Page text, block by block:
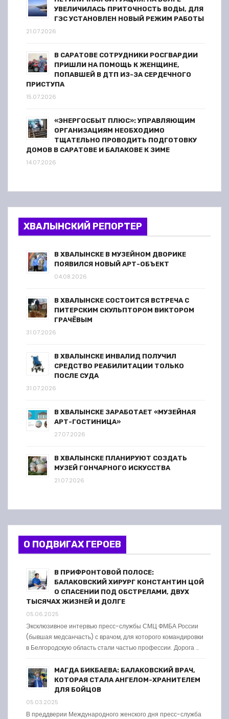
УВЕЛИЧИЛАСЬ ПРИТОЧНОСТЬ ВОДЫ, ДЛЯ
ГЭС УСТАНОВЛЕН НОВЫЙ РЕЖИМ РАБОТЫ
21.07.2026
В САРАТОВЕ СОТРУДНИКИ РОСГВАРДИИ
ПРИШЛИ НА ПОМОЩЬ К ЖЕНЩИНЕ,
ПОПАВШЕЙ В ДТП ИЗ-ЗА СЕРДЕЧНОГО
ПРИСТУПА
15.07.2026
«ЭНЕРГОСБЫТ ПЛЮС»: УПРАВЛЯЮЩИМ
ОРГАНИЗАЦИЯМ НЕОБХОДИМО
ТЩАТЕЛЬНО ПРОВОДИТЬ ПОДГОТОВКУ
ДОМОВ В САРАТОВЕ И БАЛАКОВЕ К ЗИМЕ
14.07.2026
ХВАЛЫНСКИЙ РЕПОРТЕР
В ХВАЛЫНСКЕ В МУЗЕЙНОМ ДВОРИКЕ
ПОЯВИЛСЯ НОВЫЙ АРТ-ОБЪЕКТ
04.08.2026
В ХВАЛЫНСКЕ СОСТОИТСЯ ВСТРЕЧА С
ПИТЕРСКИМ СКУЛЬПТОРОМ ВИКТОРОМ
ГРАЧЁВЫМ
31.07.2026
В ХВАЛЫНСКЕ ИНВАЛИД ПОЛУЧИЛ
СРЕДСТВО РЕАБИЛИТАЦИИ ТОЛЬКО
ПОСЛЕ СУДА
31.07.2026
В ХВАЛЫНСКЕ ЗАРАБОТАЕТ «МУЗЕЙНАЯ
АРТ-ГОСТИНИЦА»
27.07.2026
В ХВАЛЫНСКЕ ПЛАНИРУЮТ СОЗДАТЬ
МУЗЕЙ ГОНЧАРНОГО ИСКУССТВА
21.07.2026
О ПОДВИГАХ ГЕРОЕВ
В ПРИФРОНТОВОЙ ПОЛОСЕ:
БАЛАКОВСКИЙ ХИРУРГ КОНСТАНТИН ЦОЙ
О СПАСЕНИИ ПОД ОБСТРЕЛАМИ, ДВУХ
ТЫСЯЧАХ ЖИЗНЕЙ И ДОЛГЕ
05.06.2025
Эксклюзивное интервью пресс-службы СМЦ ФМБА России
(бывшая медсанчасть) с врачом, для которого командировки
в Белгородскую область стали частью профессии. Дорога …
МАГДА БИКБАЕВА: БАЛАКОВСКИЙ ВРАЧ,
КОТОРАЯ СТАЛА АНГЕЛОМ-ХРАНИТЕЛЕМ
ДЛЯ БОЙЦОВ
05.03.2025
В преддверии Международного женского дня пресс-служба